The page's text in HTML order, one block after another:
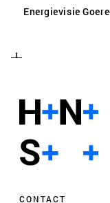
Energievisie
CONTACT